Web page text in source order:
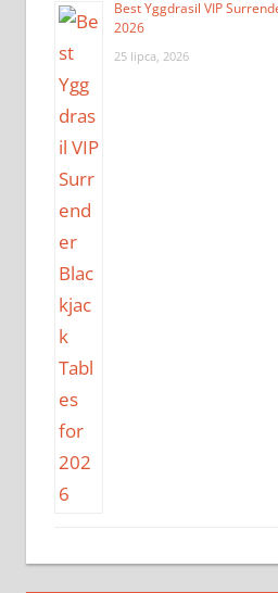
Best Yggdrasil VIP
2026
25 lipca, 2026